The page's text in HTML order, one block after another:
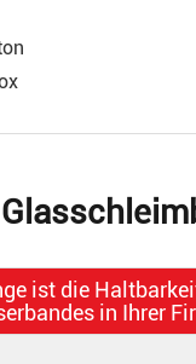
ist die
in Ihrer